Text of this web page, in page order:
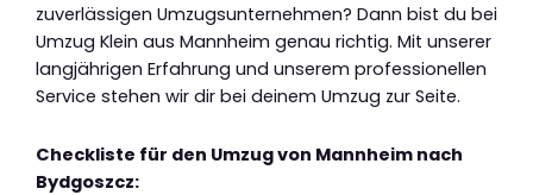
zuverlässigen Umzugsunternehmen? Dann bist du bei
Umzug Klein aus Mannheim genau richtig. Mit unserer
langjährigen Erfahrung und unserem professionellen
Service stehen wir dir bei deinem Umzug zur Seite.
Checkliste für den Umzug von Mannheim nach
Bydgoszcz: